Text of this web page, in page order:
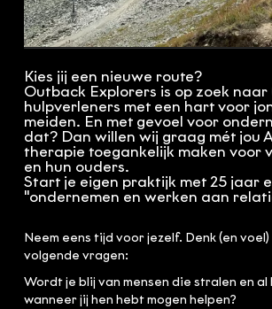
100% OutbackClub
Algemene voorwaarden
Klachtenregeling
Gratis kennismaking
Kies jij een nieuwe route?
Outback Explorers is op zoek
hulpverleners met een hart voor
meiden. En met gevoel voor
dat? Dan willen wij graag mét jou
therapie toegankelijk maken voor
en hun ouders.
Start je eigen praktijk met 25 jaar
"ondernemen en werken aan
Neem eens tijd voor jezelf. Denk (en
volgende vragen:
Wordt je blij van mensen die stralen en al
wanneer jij hen hebt mogen helpen?